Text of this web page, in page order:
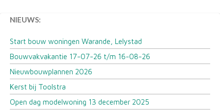
NIEUWS:
Start bouw woningen Warande, Lelystad
Bouwvakvakantie 17-07-26 t/m 16-08-26
Nieuwbouwplannen 2026
Kerst bij Toolstra
Open dag modelwoning 13 december 2025